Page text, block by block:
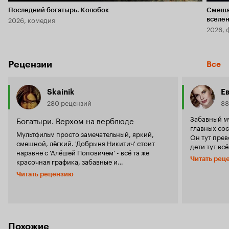
Последний богатырь. Колобок
2026, комедия
2026,
Рецензии Все
Skainik
280 рецензий
Богатыри. Верхом на верблюде
Мультфильм просто замечательный, яркий,
смешной, лёгкий. 'Добрыня Никитич' стоит
наравне с 'Алёшей Поповичем' - всё та же
красочная графика, забавные и
запоминающиеся персонажи, простой сюжет и
дух патриотизма. И опять же, как и у 'Алёши', у
на детей, и на взрослых, но я всё-таки считаю,
Читать рецензию
Забавный мульт. Прежде
главных
Он тут
дети тут
так нужна
Читать
Похожие